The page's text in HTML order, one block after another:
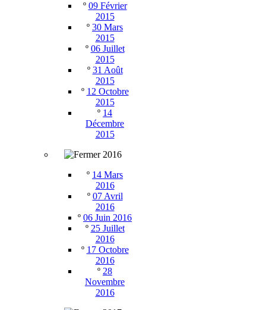
º 09 Février
2015
º 30 Mars
2015
º 06 Juillet
2015
º 31 Août
2015
º 12 Octobre
2015
º 14
Décembre
2015
2016
º 14 Mars
2016
º 07 Avril
2016
º 06 Juin 2016
º 25 Juillet
2016
º 17 Octobre
2016
º 28
Novembre
2016